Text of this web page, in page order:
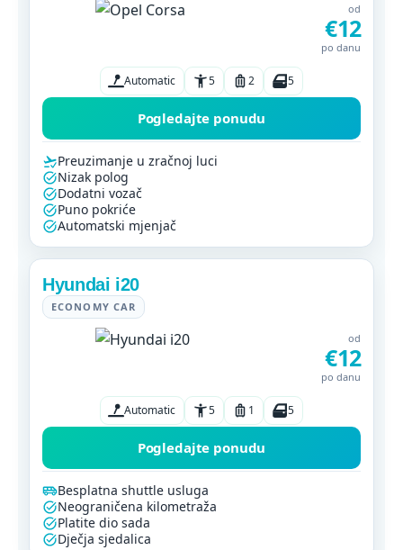
od
€12
po danu
Automatic 5 2 5
Pogledajte ponudu
Preuzimanje u zračnoj luci
Nizak polog
Dodatni vozač
Puno pokriće
Automatski mjenjač
Hyundai i20
ECONOMY CAR
od
€12
po danu
Automatic 5 1 5
Pogledajte ponudu
Besplatna shuttle usluga
Neograničena kilometraža
Platite dio sada
Dječja sjedalica